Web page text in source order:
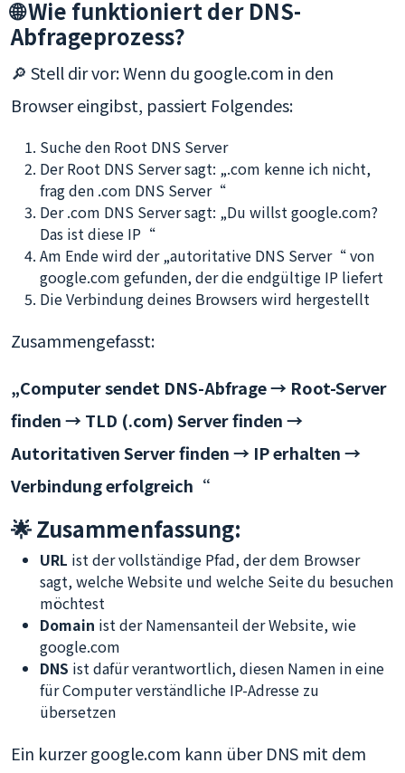
🌐 Wie funktioniert der DNS-
Abfrageprozess?
🔎 Stell dir vor: Wenn du google.com in den
Browser eingibst, passiert Folgendes:
Suche den Root DNS Server
Der Root DNS Server sagt: „.com kenne ich nicht,
frag den .com DNS Server“
Der .com DNS Server sagt: „Du willst google.com?
Das ist diese IP“
Am Ende wird der „autoritative DNS Server“ von
google.com gefunden, der die endgültige IP liefert
Die Verbindung deines Browsers wird hergestellt
Zusammengefasst:
„Computer sendet DNS-Abfrage → Root-Server
finden → TLD (.com) Server finden →
Autoritativen Server finden → IP erhalten →
Verbindung erfolgreich“
🌟 Zusammenfassung:
URL ist der vollständige Pfad, der dem Browser
sagt, welche Website und welche Seite du besuchen
möchtest
Domain ist der Namensanteil der Website, wie
google.com
DNS ist dafür verantwortlich, diesen Namen in eine
für Computer verständliche IP-Adresse zu
übersetzen
Ein kurzer google.com kann über DNS mit dem